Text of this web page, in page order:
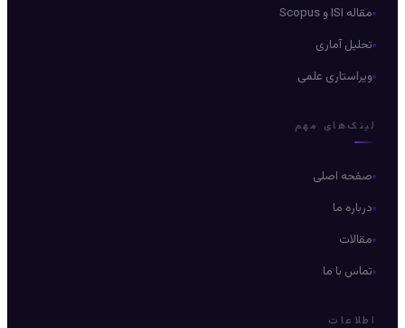
مقاله ISI و Scopus
تحلیل آماری
ویراستاری علمی
لینک‌های مهم
صفحه اصلی
درباره ما
مقالات
تماس با ما
اطلاعات